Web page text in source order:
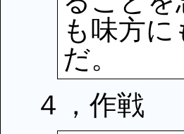
も味方
だ。
４，作戦